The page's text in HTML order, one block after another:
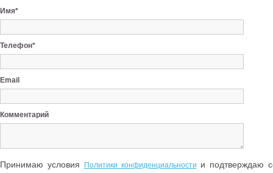
Имя*
Телефон*
Email
Комментарий
Принимаю условия Политики конфиденциальности и подтверждаю